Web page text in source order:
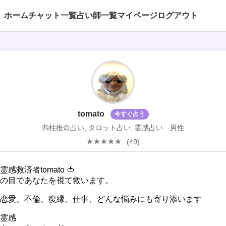
ホームチャット一覧占い師一覧マイページログアウト
tomato 今すぐ占う
四柱推命占い, タロット占い, 霊感占い 男性
(49)
感救済者tomato 🍅
目であなたを視て救います。
愛、不倫、復縁、仕事、どんな悩みにも寄り添います
感